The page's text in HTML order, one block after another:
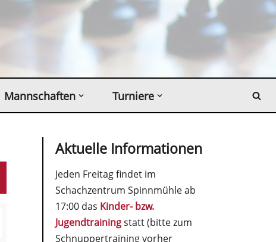
Mannschaften Turniere
Aktuelle Informationen
Jeden Freitag findet im
Schachzentrum Spinnmühle ab
17:00 das Kinder- bzw.
Jugendtrainingstatt (bitte zum
Schnuppertraining vorher